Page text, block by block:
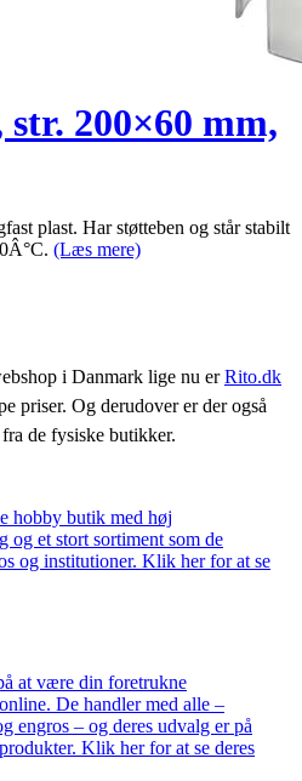
200×60 mm,
plast. Har støtteben og står stabilt
(Læs mere)
i Danmark lige nu erRito.dk
priser. Og derudover er der også
de fysiske butikker.
hobby butik med høj
og et stort sortiment som de
og institutioner. Klik her for at se
at være din foretrukne
De handler med alle –
engros – og deres udvalg er på
Klik her for at se deres